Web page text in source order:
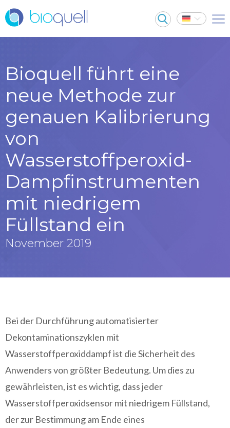
Bioquell führt eine
neue Methode zur
genauen Kalibrierung
von
Wasserstoffperoxid-
Dampfinstrumenten
mit niedrigem
Füllstand ein
November 2019
Bei der Durchführung automatisierter
Dekontaminationszyklen mit
Wasserstoffperoxiddampf ist die Sicherheit des
Anwenders von größter Bedeutung. Um dies zu
gewährleisten, ist es wichtig, dass jeder
Wasserstoffperoxidsensor mit niedrigem Füllstand,
der zur Bestimmung am Ende eines